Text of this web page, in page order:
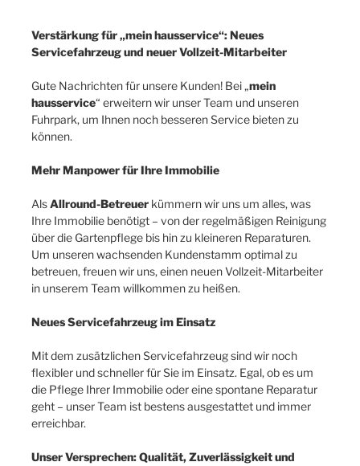
Verstärkung für „mein hausservice“: Neues
Servicefahrzeug und neuer Vollzeit-Mitarbeiter
Gute Nachrichten für unsere Kunden! Bei „mein
hausservice“ erweitern wir unser Team und unseren
Fuhrpark, um Ihnen noch besseren Service bieten zu
können.
Mehr Manpower für Ihre Immobilie
AlsAllround-Betreuer kümmern wir uns um alles, was
Ihre Immobilie benötigt – von der regelmäßigen Reinigung
über die Gartenpflege bis hin zu kleineren Reparaturen.
Um unseren wachsenden Kundenstamm optimal zu
betreuen, freuen wir uns, einen neuen Vollzeit-Mitarbeiter
in unserem Team willkommen zu heißen.
Neues Servicefahrzeug im Einsatz
Mit dem zusätzlichen Servicefahrzeug sind wir noch
flexibler und schneller für Sie im Einsatz. Egal, ob es um
die Pflege Ihrer Immobilie oder eine spontane Reparatur
geht – unser Team ist bestens ausgestattet und immer
erreichbar.
Unser Versprechen: Qualität, Zuverlässigkeit und